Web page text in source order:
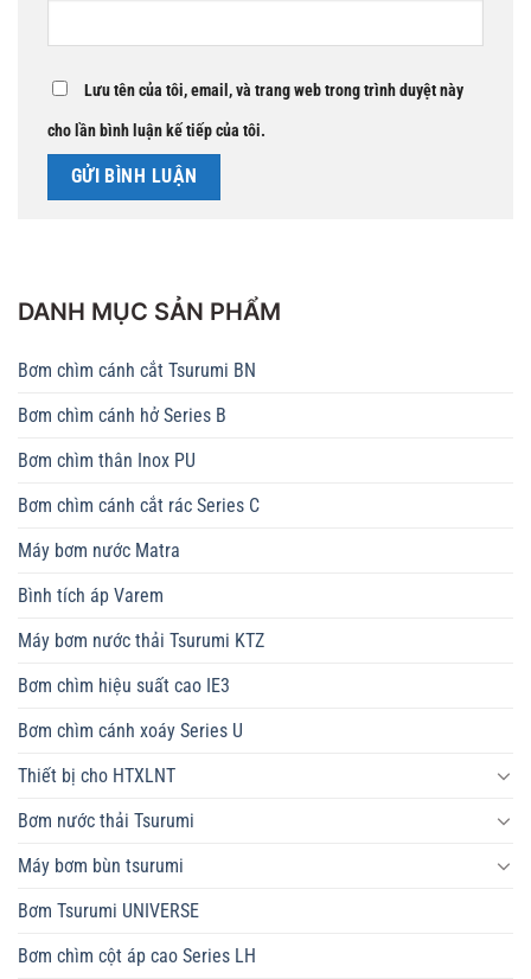
DANH MỤC SẢN PHẨM
Bơm chìm cánh cắt Tsurumi BN
Bơm chìm cánh hở Series B
Bơm chìm thân Inox PU
Bơm chìm cánh cắt rác Series C
Máy bơm nước Matra
Bình tích áp Varem
Máy bơm nước thải Tsurumi KTZ
Bơm chìm hiệu suất cao IE3
Bơm chìm cánh xoáy Series U
Thiết bị cho HTXLNT
Bơm nước thải Tsurumi
Máy bơm bùn tsurumi
Bơm Tsurumi UNIVERSE
Bơm chìm cột áp cao Series LH
Lưu tên của tôi, email, và trang web trong trình duyệt này
cho lần bình luận kế tiếp của tôi.